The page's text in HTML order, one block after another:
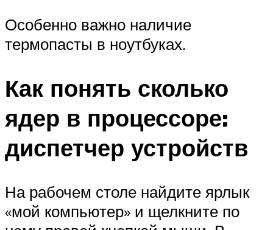
Особенно важно наличие
термопасты в ноутбуках.
Как понять сколько
ядер в процессоре:
диспетчер устройств
На рабочем столе найдите ярлык
«мой компьютер» и щелкните по